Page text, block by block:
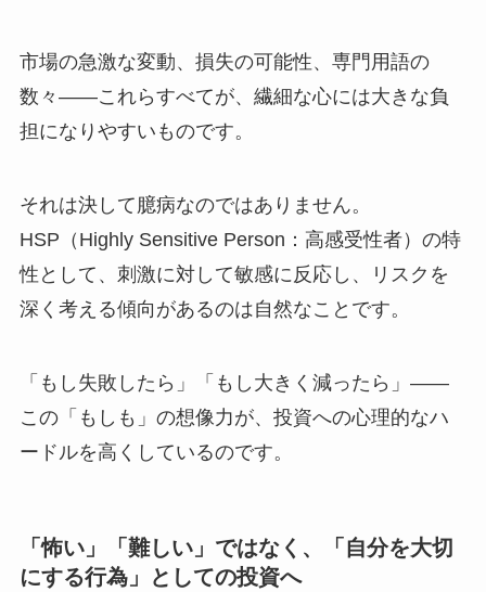
市場の急激な変動、損失の可能性、専門用語の
数々――これらすべてが、繊細な心には大きな負
担になりやすいものです。
それは決して臆病なのではありません。
HSP（Highly Sensitive Person：高感受性者）の特
性として、刺激に対して敏感に反応し、リスクを
深く考える傾向があるのは自然なことです。
「もし失敗したら」「もし大きく減ったら」――
この「もしも」の想像力が、投資への心理的なハ
ードルを高くしているのです。
「怖い」「難しい」ではなく、「自分を大切
にする行為」としての投資へ